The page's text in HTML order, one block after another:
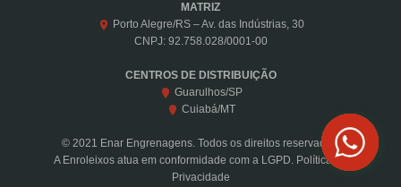
MATRIZ
Porto Alegre/RS – Av. das Indústrias, 30
CNPJ: 92.758.028/0001-00
CENTROS DE DISTRIBUIÇÃO
Guarulhos/SP
Cuiabá/MT
© 2021 Enar Engrenagens. Todos os direitos reservados.
A Enroleixos atua em conformidade com a LGPD. Política de
Privacidade